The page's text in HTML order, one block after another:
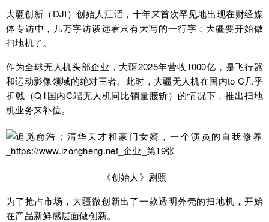
大疆创新（DJI）创始人汪滔，十年来首次罕见地出现在财经媒
体专访中，几万字访谈远看只有大写的一行字：大疆要开始做
扫地机了。
作为全球无人机头部企业，大疆2025年营收1000亿，是飞行器
和运动影像领域的绝对王者。此时，大疆无人机在国内to C几乎
折戟（Q1国内C端无人机同比销量腰斩）的情况下，推出扫地
机业务来补位。
《创始人》剧照
为了抢占市场，大疆微创新出了一款透明外壳的扫地机，开始
在产品新鲜感层面做创新。